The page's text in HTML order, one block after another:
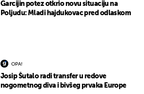
Garcijin potez otkrio novu situaciju na
Poljudu: Mladi hajdukovac pred odlaskom
OPA!
Josip Šutalo radi transfer u redove
nogometnog diva i bivšeg prvaka Europe